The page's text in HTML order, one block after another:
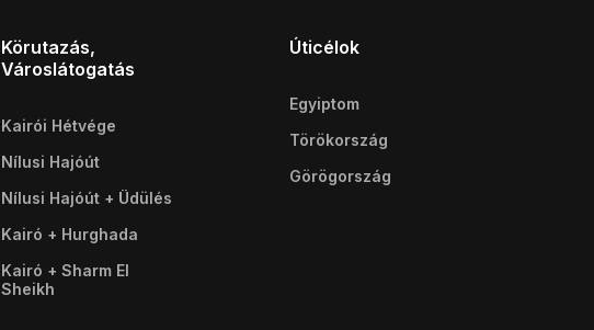
Körutazás,
Városlátogatás
Kairói Hétvége
Nílusi Hajóút
Nílusi Hajóút + Üdülés
Kairó + Hurghada
Kairó + Sharm El
Sheikh
Úticélok
Egyiptom
Törökország
Görögország